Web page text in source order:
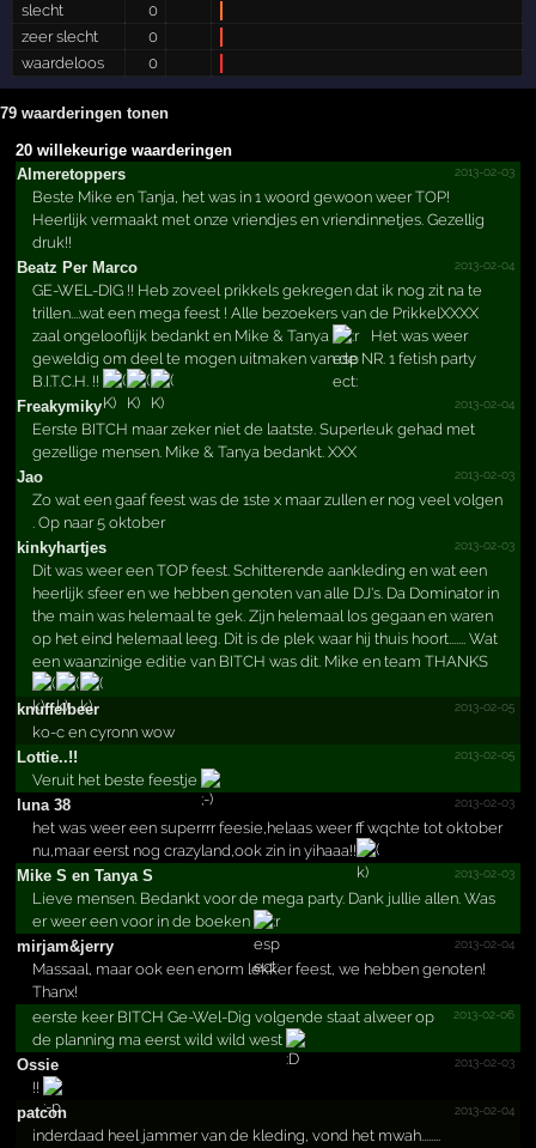
slecht
0
zeer slecht
0
waardeloos
0
79 waarderingen tonen
20 willekeurige waarderingen
Almere­topper­s
2013-02-03
Beste Mike en Tanja, het was in 1 woord gewoon weer TOP!
Heerlijk vermaakt met onze vriendjes en vriendinnetjes. Gezellig
druk!!
Beatz Per Marco
2013-02-04
GE-WEL-DIG !! Heb zoveel prikkels gekregen dat ik nog zit na te
trillen....wat een mega feest ! Alle bezoekers van de PrikkelXXXX
zaal ongelooflijk bedankt en Mike & Tanya
Het was weer
geweldig om deel te mogen uitmaken van de NR. 1 fetish party
B.I.T.C.H. !!
Freakymiky
2013-02-04
Eerste BITCH maar zeker niet de laatste. Superleuk gehad met
gezellige mensen. Mike & Tanya bedankt. XXX
Jao
2013-02-03
Zo wat een gaaf feest was de 1ste x maar zullen er nog veel volgen
. Op naar 5 oktober
kinkyhartjes
2013-02-03
Dit was weer een TOP feest. Schitterende aankleding en wat een
heerlijk sfeer en we hebben genoten van alle DJ's. Da Dominator in
the main was helemaal te gek. Zijn helemaal los gegaan en waren
op het eind helemaal leeg. Dit is de plek waar hij thuis hoort....... Wat
een waanzinige editie van BITCH was dit. Mike en team THANKS
knuffelbeer 2013-02-05
ko-c en cyronn wow
Lottie..!!
2013-02-05
Veruit het beste feestje
luna 38
2013-02-03
het was weer een superrrr feesie,helaas weer ff wqchte tot oktober
nu,maar eerst nog crazyland,ook zin in yihaaa!!
Mike S en Tanya S
2013-02-03
Lieve mensen. Bedankt voor de mega party. Dank jullie allen. Was
er weer een voor in de boeken
mirjam&jerry
2013-02-04
Massaal, maar ook een enorm lekker feest, we hebben genoten!
Thanx!
2013-02-06
eerste keer BITCH Ge-Wel-Dig volgende staat alweer op
de planning ma eerst wild wild west
Ossie
2013-02-03
!!
patcon
2013-02-04
inderdaad heel jammer van de kleding, vond het mwah........